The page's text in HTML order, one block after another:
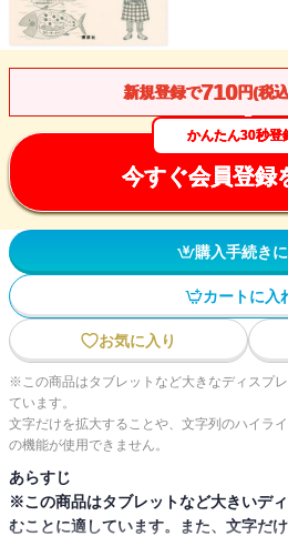
新規登録で710円(税
かんたん30秒登
今すぐ会員登録
購入手続き
カートに入
お気に入り
※この商品はタブレットなど大きなディスプ
ています。
文字だけを拡大することや、文字列のハイラ
の機能が使用できません。
あらすじ
※この商品はタブレットなど大きいデ
むことに適しています。また、文字だ